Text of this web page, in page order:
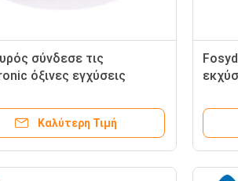
σύνδεσε τις
όξινες εγχύσεις
ενισχύει το χείλι
Καλύτερη Τιμή